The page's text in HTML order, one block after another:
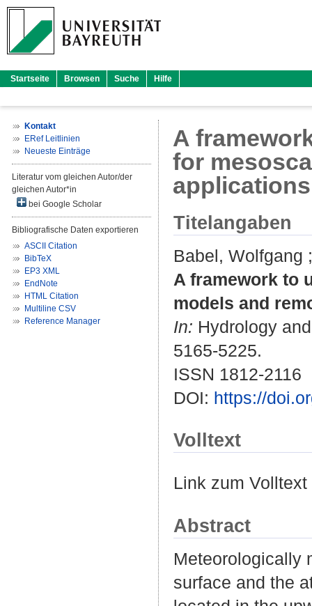
Startseite Browsen Suche Hilfe
Kontakt
ERef Leitlinien
Neueste Einträge
Literatur vom gleichen Autor/der
gleichen Autor*in
bei Google Scholar
Bibliografische Daten exportieren
ASCII Citation
BibTeX
EP3 XML
EndNote
HTML Citation
Multiline CSV
Reference Manager
A
for
applications
Titelangaben
Babel, Wolfgang
A framework to
models and
In: Hydrology
5165-5225.
ISSN 1812-2116
DOI: https://
Volltext
Link zum
Abstract
Meteorologically
surface and the